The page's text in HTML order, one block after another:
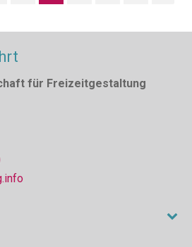
für Freizeitgestaltung